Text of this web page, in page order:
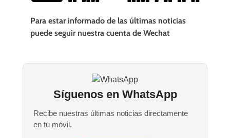
Para estar informado de las últimas noticias
puede seguir nuestra cuenta de Wechat
Síguenos en WhatsApp
Recibe nuestras últimas noticias directamente
en tu móvil.